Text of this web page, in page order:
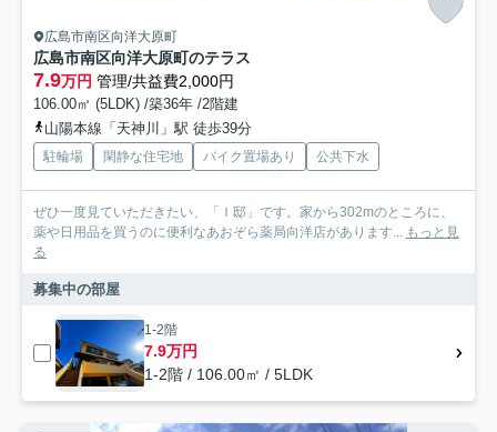
広島市南区向洋大原町
広島市南区向洋大原町のテラス
7.9万円 管理/共益費2,000円
106.00㎡ (5LDK) /築36年 /2階建
山陽本線「天神川」駅 徒歩39分
駐輪場 閑静な住宅地 バイク置場あり 公共下水
ぜひ一度見ていただきたい、「Ｉ邸」です。家から302mのところに、
薬や日用品を買うのに便利なあおぞら薬局向洋店があります... もっと見
る
募集中の部屋
1-2階
7.9万円
1-2階 / 106.00㎡ / 5LDK